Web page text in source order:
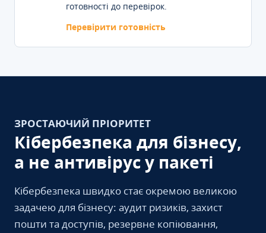
готовності до перевірок.
Перевірити готовність
ЗРОСТАЮЧИЙ ПРІОРИТЕТ
Кібербезпека для бізнесу,
а не антивірус у пакеті
Кібербезпека швидко стає окремою великою
задачею для бізнесу: аудит ризиків, захист
пошти та доступів, резервне копіювання,